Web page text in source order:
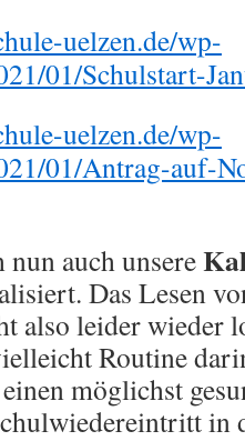
uelzen.de/wp-
01/Schulstart-
uelzen.de/wp-
01/Antrag-auf-
auch unsere
Das Lesen
also leider wieder
Routine
möglichst
in